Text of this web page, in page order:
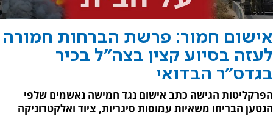
אישום חמור: פרשת הברחות חמורה
לעזה בסיוע קצין בצה"ל בכיר
בגדס"ר הבדואי
הפרקליטות הגישה כתב אישום נגד חמישה נאשמים שלפי
הנטען הבריחו משאיות עמוסות סיגריות, ציוד ואלקטרוניקה